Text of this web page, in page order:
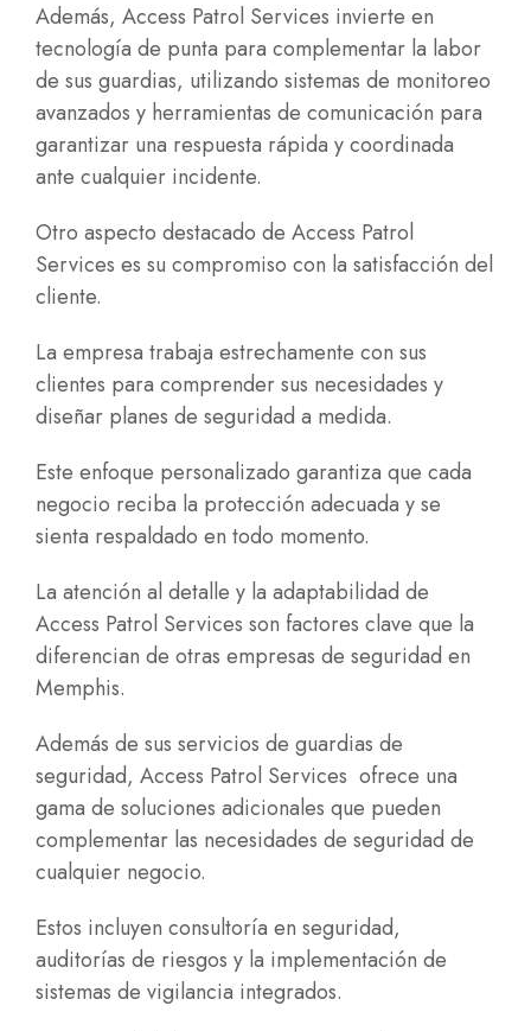
Además, Access Patrol Services invierte en
tecnología de punta para complementar la labor
de sus guardias, utilizando sistemas de monitoreo
avanzados y herramientas de comunicación para
garantizar una respuesta rápida y coordinada
ante cualquier incidente.
Otro aspecto destacado de Access Patrol
Services es su compromiso con la satisfacción del
cliente.
La empresa trabaja estrechamente con sus
clientes para comprender sus necesidades y
diseñar planes de seguridad a medida.
Este enfoque personalizado garantiza que cada
negocio reciba la protección adecuada y se
sienta respaldado en todo momento.
La atención al detalle y la adaptabilidad de
Access Patrol Services son factores clave que la
diferencian de otras empresas de seguridad en
Memphis.
Además de sus servicios de guardias de
seguridad, Access Patrol Services ofrece una
gama de soluciones adicionales que pueden
complementar las necesidades de seguridad de
cualquier negocio.
Estos incluyen consultoría en seguridad,
auditorías de riesgos y la implementación de
sistemas de vigilancia integrados.